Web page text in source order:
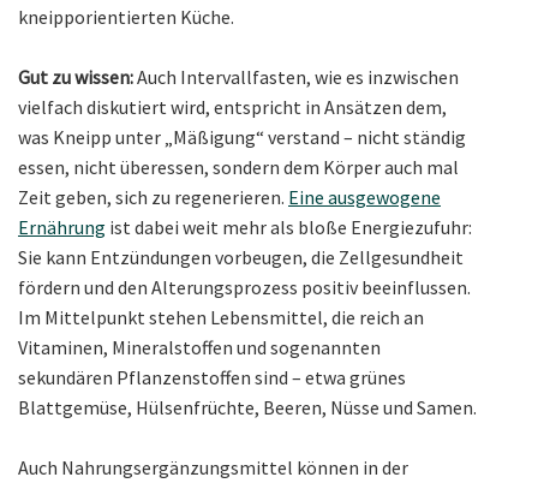
kneipporientierten Küche.
Gut zu wissen:Auch Intervallfasten, wie es inzwischen
vielfach diskutiert wird, entspricht in Ansätzen dem,
was Kneipp unter „Mäßigung“ verstand – nicht ständig
essen, nicht überessen, sondern dem Körper auch mal
Zeit geben, sich zu regenerieren. Eine ausgewogene
Ernährung ist dabei weit mehr als bloße Energiezufuhr:
Sie kann Entzündungen vorbeugen, die Zellgesundheit
fördern und den Alterungsprozess positiv beeinflussen.
Im Mittelpunkt stehen Lebensmittel, die reich an
Vitaminen, Mineralstoffen und sogenannten
sekundären Pflanzenstoffen sind – etwa grünes
Blattgemüse, Hülsenfrüchte, Beeren, Nüsse und Samen.
Auch Nahrungsergänzungsmittel können in der